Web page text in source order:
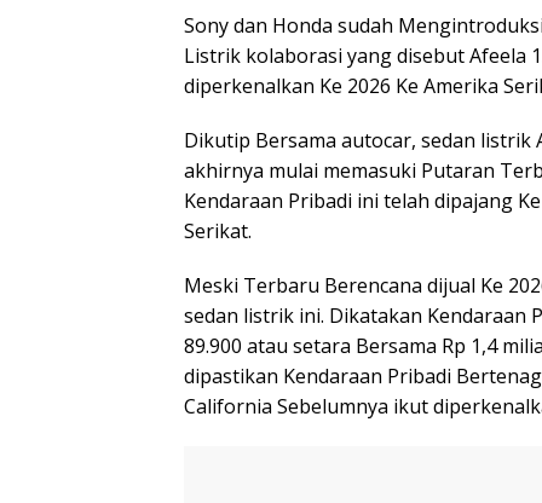
Sony dan Honda sudah
Listrik kolaborasi yang disebut Afeela
diperkenalkan Ke 2026 Ke Amerika
Dikutip Bersama autocar, sedan listrik
akhirnya mulai memasuki Putaran
Kendaraan Pribadi ini telah dipajang
Serikat.
Meski Terbaru Berencana dijual Ke
sedan listrik ini. Dikatakan Kendaraan
89.900 atau setara Bersama Rp 1,4
dipastikan Kendaraan Pribadi
California Sebelumnya ikut